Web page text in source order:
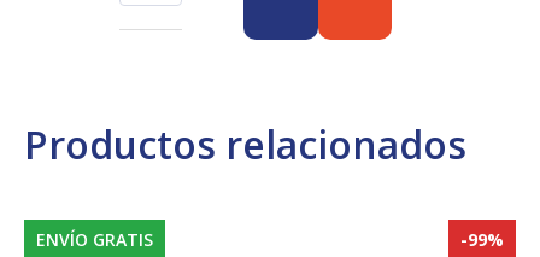
Productos relacionados
ENVÍO GRATIS -99%